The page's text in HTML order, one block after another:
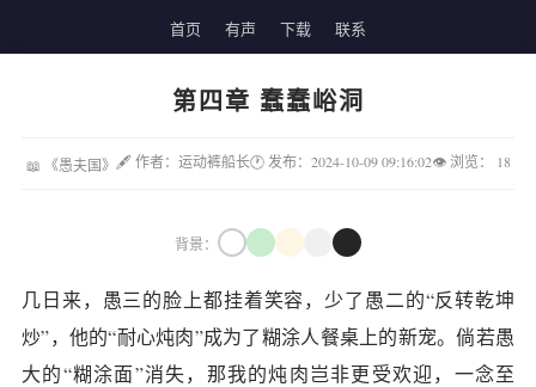
首页 有声 下载 联系
第四章 蠢蠢峪洞
📖 《愚夫国》 🖋 作者：运动裤船长🕐 发布：2024-10-09 09:16:02👁 浏览： 18
背景：
几日来，愚三的脸上都挂着笑容，少了愚二的“反转乾坤
炒”，他的“耐心炖肉”成为了糊涂人餐桌上的新宠。倘若愚
大的“糊涂面”消失，那我的炖肉岂非更受欢迎，一念至